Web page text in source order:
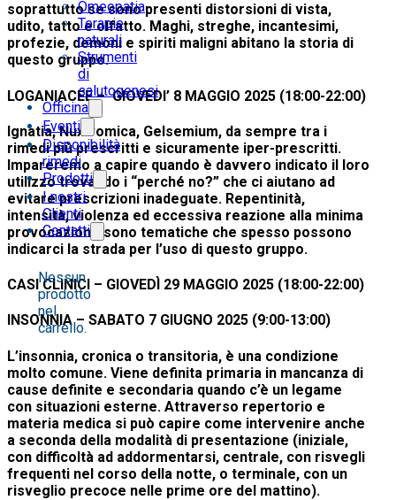
Omeopatia
Terapie
naturali
Strumenti
di
salutogenesi
Officina
Eventi
Disponibilità
rimedi
Prodotti
I nostri
Clienti
Contatti
Nessun
prodotto
nel
carrello.
soprattutto se sono presenti distorsioni di vista,
udito, tatto e olfatto. Maghi, streghe, incantesimi,
profezie, demoni e spiriti maligni abitano la storia di
questo gruppo.
LOGANIACEE –GIOVEDI’ 8 MAGGIO 2025 (18:00-22:00)
Ignatia, Nux vomica, Gelsemium, da sempre tra i
rimedi più prescritti e sicuramente iper-prescritti.
Impareremo a capire quando è davvero indicato il loro
utilizzo trovando i “perché no?” che ci aiutano ad
evitare prescrizioni inadeguate. Repentinità,
intensità, violenza ed eccessiva reazione alla minima
provocazione sono tematiche che spesso possono
indicarci la strada per l’uso di questo gruppo.
CASI CLINICI – GIOVEDÌ 29 MAGGIO 2025 (18:00-22:00)
INSONNIA – SABATO 7 GIUGNO 2025 (9:00-13:00)
L’insonnia, cronica o transitoria, è una condizione
molto comune. Viene definita primaria in mancanza di
cause definite e secondaria quando c’è un legame
con situazioni esterne. Attraverso repertorio e
materia medica si può capire come intervenire anche
a seconda della modalità di presentazione (iniziale,
con difficoltà ad addormentarsi, centrale, con risvegli
frequenti nel corso della notte, o terminale, con un
risveglio precoce nelle prime ore del mattino).